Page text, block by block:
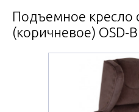
Подъемное кресло
(коричневое) OSD-